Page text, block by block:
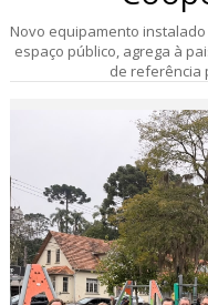
Novo equipamento
espaço público, agrega à
de referência